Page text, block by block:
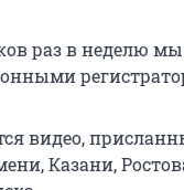
раз в неделю
видео,
Казани,